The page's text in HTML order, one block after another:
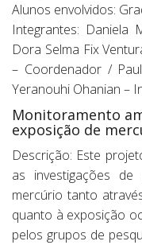
Alunos envolvidos:
Integrantes: Daniela
Dora Selma Fix
– Coordenador /
Yeranouhi Ohanian –
Monitoramento
exposição de
Descrição: Este
as investigações
mercúrio tanto
quanto à exposição
pelos grupos de